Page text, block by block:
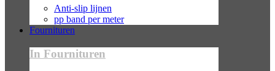
Anti-slip lijnen
pp band per meter
Fournituren
In Fournituren